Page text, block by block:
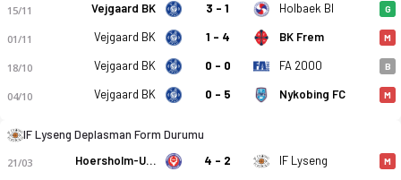
Vejgaard BK - IF Lyseng 1-0 bitti. Gol anları, kadro,
15/11 Vejgaard BK 3 - 1 Holbaek BI G
01/11 Vejgaard BK 1 - 4 BK Frem M
18/10 Vejgaard BK 0 - 0 FA 2000 B
04/10 Vejgaard BK 0 - 5 Nykobing FC M
IF Lyseng Deplasman Form Durumu
21/03 Hoersholm-Usseroed IK 4 - 2 IF Lyseng M